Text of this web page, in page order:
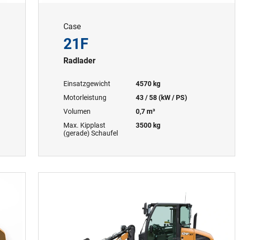
Case
21F
Radlader
Einsatzgewicht
4570 kg
Motorleistung
43 / 58 (kW / PS)
Volumen
0,7 m³
Max. Kipplast
(gerade) Schaufel
3500 kg